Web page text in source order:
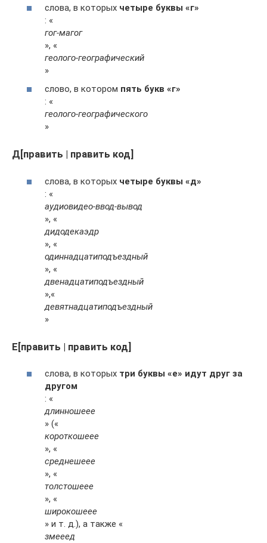
слова, в которых четыре буквы «г»
: «
гог-магог
», «
геолого-географический
»
слово, в котором пять букв «г»
: «
геолого-географического
»
Д[править | править код]
слова, в которых четыре буквы «д»
: «
аудиовидео-ввод-вывод
», «
дидодекаэдр
», «
одиннадцатиподъездный
», «
двенадцатиподъездный
»,«
девятнадцатиподъездный
»
Е[править | править код]
слова, в которых три буквы «е» идут друг за
другом
: «
длинношеее
» («
короткошеее
», «
среднешеее
», «
толстошеее
», «
широкошеее
» и т. д.), а также «
змееед